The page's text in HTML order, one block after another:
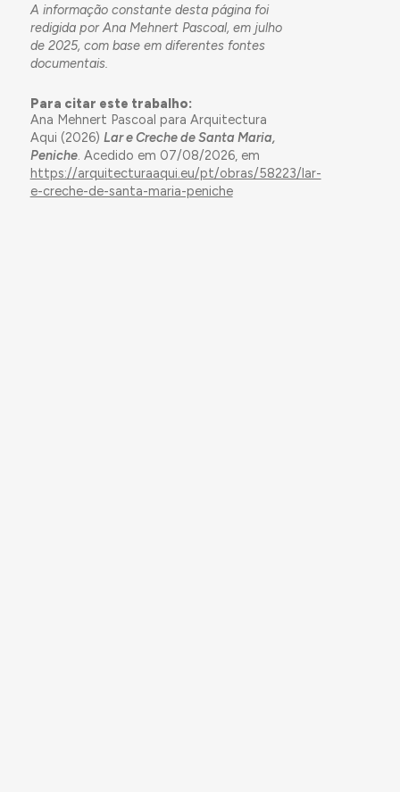
A informação constante desta página foi
redigida por Ana Mehnert Pascoal, em julho
de 2025, com base em diferentes fontes
documentais.
Para citar este trabalho:
Ana Mehnert Pascoal para Arquitectura
Aqui (2026) Lar e Creche de Santa Maria,
Peniche. Acedido em 07/08/2026, em
https://arquitecturaaqui.eu/pt/obras/58223/lar-
e-creche-de-santa-maria-peniche